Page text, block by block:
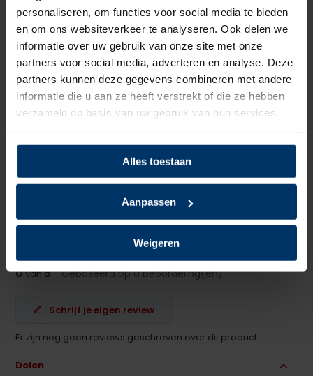
personaliseren, om functies voor social media te bieden
en om ons websiteverkeer te analyseren. Ook delen we
informatie over uw gebruik van onze site met onze
partners voor social media, adverteren en analyse. Deze
partners kunnen deze gegevens combineren met andere
informatie die u aan ze heeft verstrekt of die ze hebben
verzameld op basis van uw gebruik van hun services.
Alles toestaan
Aanpassen
Weigeren
Neusbeveiliging Kunststof
Zoolbeveiliging Kunststof
Zoolmateriaal Rubber/PU
Antislip Ja
Overige specificaties
Kruipneus
Beoordelingen
0van5 Gebaseerd op 0 beoordeling(en)
Schrijf je eigen review
Er zijn nog geen reviews geschreven over dit product..
Delen